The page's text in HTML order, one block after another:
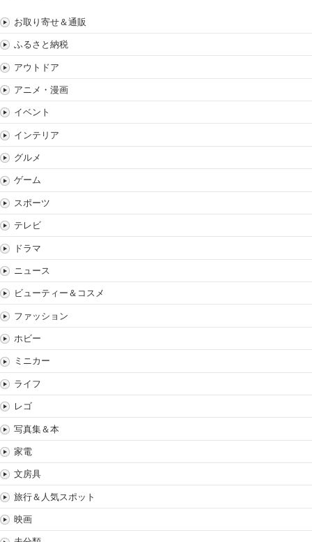
お取り寄せ＆通販
ふるさと納税
アウトドア
アニメ・漫画
イベント
インテリア
グルメ
ゲーム
スポーツ
テレビ
ドラマ
ニュース
ビューティー＆コスメ
ファッション
ホビー
ミニカー
ライフ
レゴ
写真集＆本
家電
文房具
旅行＆人気スポット
映画